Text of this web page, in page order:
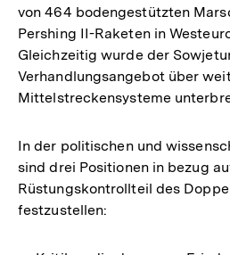
von 464 bodengestützten
Pershing II-Raketen in
Gleichzeitig wurde der
Verhandlungsangebot über
Mittelstreckensysteme
In der politischen und
sind drei Positionen in bezug
Rüstungskontrollteil des
festzustellen: